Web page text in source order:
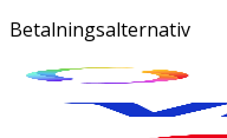
Betalningsalternativ